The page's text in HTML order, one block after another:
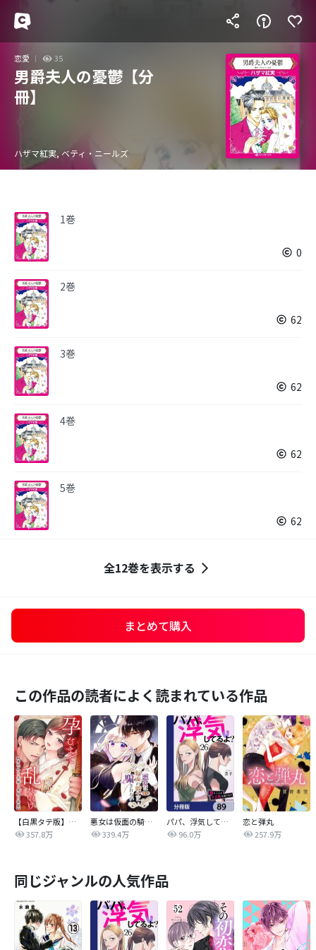
恋愛 35
男爵夫人の憂鬱【分
冊】
ハザマ紅実, ベティ・ニールズ
1巻
0
2巻
62
3巻
62
4巻
62
5巻
62
全12巻を表示する
まとめて購入
この作品の読者によく読まれている作品
【白黒タテ版】孕むまで乱れいけ～身代わり花嫁と軍服の猛愛
357.8万
悪女は仮面の騎士に騙されない
339.4万
パパ、浮気してるよ？娘と二人でクズ夫を捨てます【分冊版】
96.0万
恋と弾丸
257.9万
同じジャンルの人気作品